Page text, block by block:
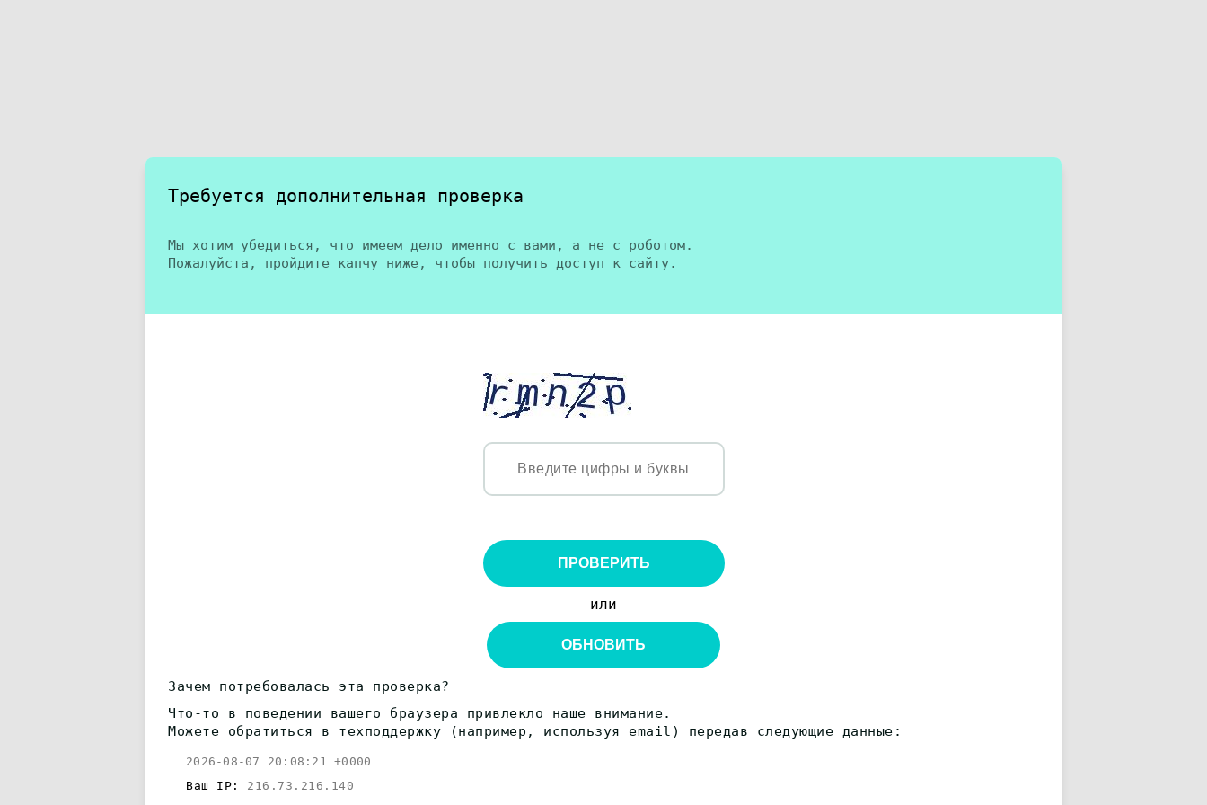
Требуется дополнительная проверка
Мы хотим убедиться, что имеем дело именно с вами, а не с роботом.
Пожалуйста, пройдите капчу ниже, чтобы получить доступ к сайту.
ПРОВЕРИТЬ
или
ОБНОВИТЬ
Зачем потребовалась эта проверка?
Что-то в поведении вашего браузера привлекло наше внимание.
Можете обратиться в техподдержку (например, используя email) передав следующие данные:
2026-08-07 20:08:21 +0000
Ваш IP: 216.73.216.140